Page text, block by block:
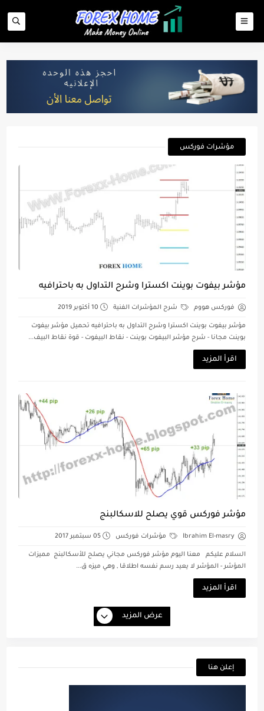
مؤشرات فوركس
مؤشر بيفوت بوينت اكسترا وشرح التداول به باحترافيه
فوركس هووم شرح المؤشرات الفنية 10 أكتوبر 2019
مؤشر بيفوت بوينت اكسترا وشرح التداول به باحترافيه تحميل مؤشر بيفوت
بوينت مجانا - شرح مؤشر البيفوت بوينت - نقاط البيفوت - قوة نقاط البيف...
اقرأ المزيد
مؤشر فوركس قوي يصلح للاسكالبنج
Ibrahim El-masry مؤشرات فوركس 05 سبتمبر 2017
السلام عليكم معنا اليوم مؤشر فوركس مجاني يصلح للأسكالبنج مميزات
المؤشر - المؤشر لا يعيد رسم نفسه اطلاقا , وهي ميزه ق...
اقرأ المزيد
عرض المزيد
إعلن هنا